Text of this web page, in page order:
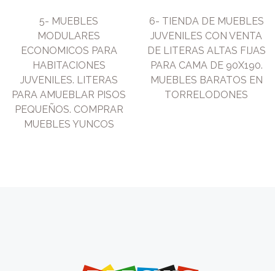
5- MUEBLES
MODULARES
ECONOMICOS PARA
HABITACIONES
JUVENILES. LITERAS
PARA AMUEBLAR PISOS
PEQUEÑOS. COMPRAR
MUEBLES YUNCOS
6- TIENDA DE MUEBLES
JUVENILES CON VENTA
DE LITERAS ALTAS FIJAS
PARA CAMA DE 90X190.
MUEBLES BARATOS EN
TORRELODONES